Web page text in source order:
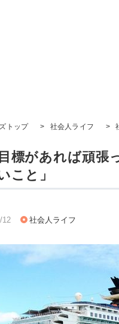
トップ > 社会人ライフ >
標があれば頑張
こと」
12 社会人ライフ